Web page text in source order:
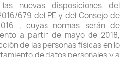
nuevas disposiciones del
679 del PE y del Consejo de
, cuyas normas serán de
a partir de mayo de 2018,
de las personas físicas en lo
de datos personales y a